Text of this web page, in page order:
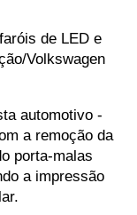
de LED e
Volkswagen
automotivo -
a remoção da
porta-malas
a impressão